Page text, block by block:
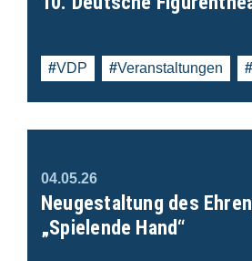
VDP Veranstaltungen
04.05.26
Neugestaltung des
„Spielende Hand“